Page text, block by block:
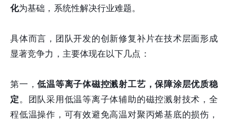
化为基础，系统性解决行业难题。
具体而言，团队开发的创新修复补片在技术层面形成
显著竞争力，主要体现在以下几点：
第一，低温等离子体磁控溅射工艺，保障涂层优质稳
定。团队采用低温等离子体辅助的磁控溅射技术，全
程低温操作，可有效避免高温对聚丙烯基底的损伤，